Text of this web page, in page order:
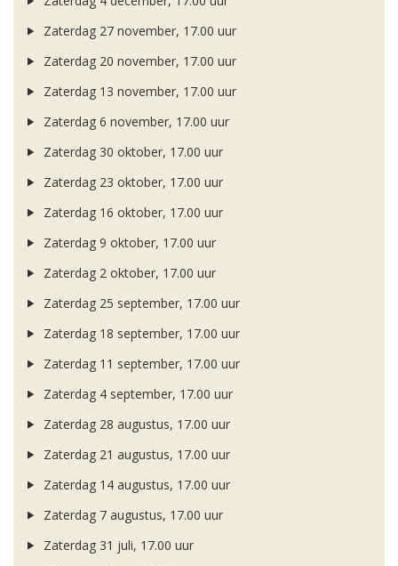
Zaterdag 27 november, 17.00 uur
Zaterdag 20 november, 17.00 uur
Zaterdag 13 november, 17.00 uur
Zaterdag 6 november, 17.00 uur
Zaterdag 30 oktober, 17.00 uur
Zaterdag 23 oktober, 17.00 uur
Zaterdag 16 oktober, 17.00 uur
Zaterdag 9 oktober, 17.00 uur
Zaterdag 2 oktober, 17.00 uur
Zaterdag 25 september, 17.00 uur
Zaterdag 18 september, 17.00 uur
Zaterdag 11 september, 17.00 uur
Zaterdag 4 september, 17.00 uur
Zaterdag 28 augustus, 17.00 uur
Zaterdag 21 augustus, 17.00 uur
Zaterdag 14 augustus, 17.00 uur
Zaterdag 7 augustus, 17.00 uur
Zaterdag 31 juli, 17.00 uur